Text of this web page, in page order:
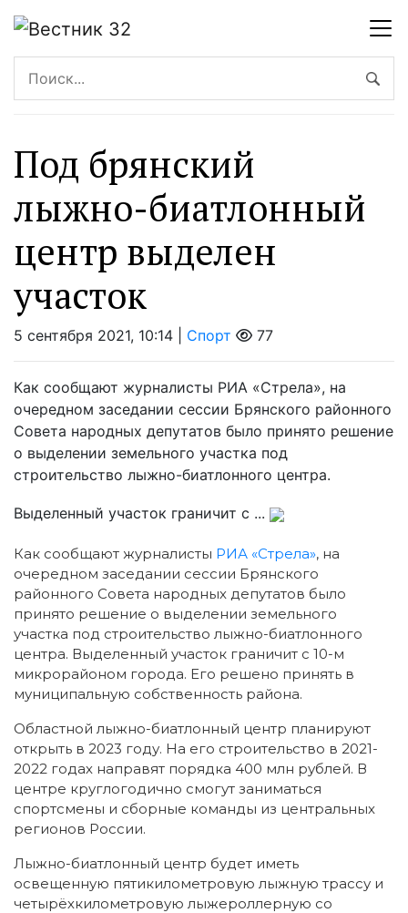
Под брянский
лыжно-биатлонный
центр выделен
участок
5 сентября 2021, 10:14 | Спорт 77
Как сообщают журналисты РИА «Стрела», на
очередном заседании сессии Брянского районного
Совета народных депутатов было принято решение
о выделении земельного участка под
строительство лыжно-биатлонного центра.
Выделенный участок граничит с ...
Как сообщают журналисты РИА «Стрела», на
очередном заседании сессии Брянского
районного Совета народных депутатов было
принято решение о выделении земельного
участка под строительство лыжно-биатлонного
центра. Выделенный участок граничит с 10-м
микрорайоном города. Его решено принять в
муниципальную собственность района.
Областной лыжно-биатлонный центр планируют
открыть в 2023 году. На его строительство в 2021-
2022 годах направят порядка 400 млн рублей. В
центре круглогодично смогут заниматься
спортсмены и сборные команды из центральных
регионов России.
Лыжно-биатлонный центр будет иметь
освещенную пятикилометровую лыжную трассу и
четырёхкилометровую лыжероллерную со